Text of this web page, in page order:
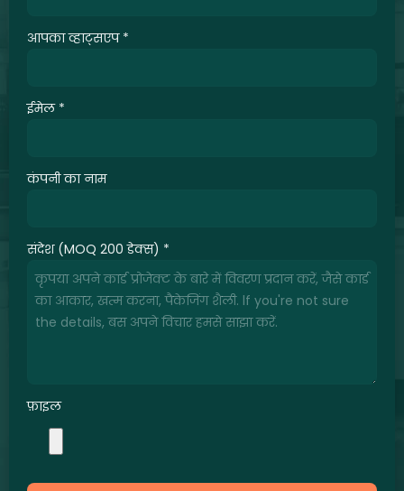
आपका व्हाट्सएप *
ईमेल *
कंपनी का नाम
संदेश (MOQ 200 डेक्स) *
फ़ाइल